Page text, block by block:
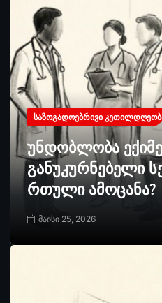
ᲡᲐᲖᲝᲒᲐᲓᲝᲔᲑᲠᲘᲕᲘ
უნდობლობა
განუკურნებელი
რთული ამოცანა?
მაისი 25, 2026